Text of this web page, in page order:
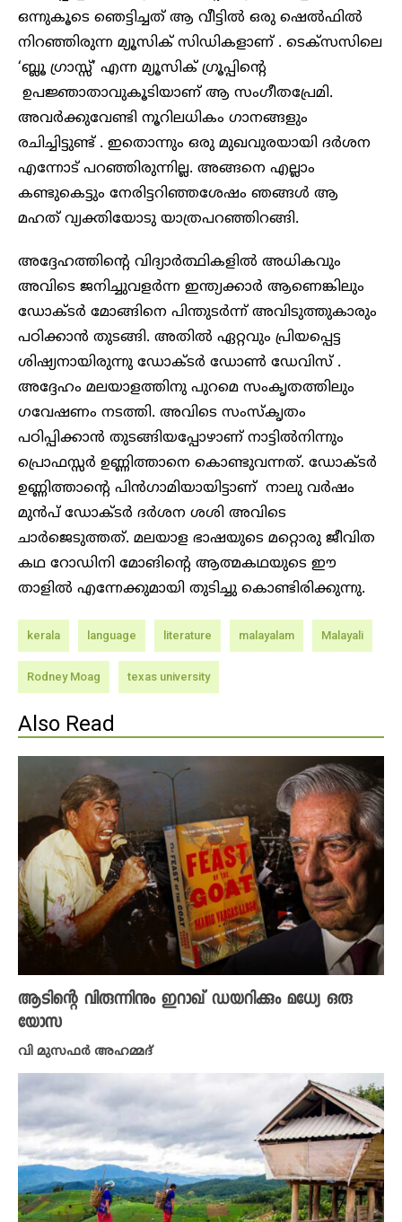
ഒന്നുകൂടെ ഞെട്ടിച്ചത് ആ വീട്ടിൽ ഒരു ഷെൽഫിൽ
നിറഞ്ഞിരുന്ന മ്യൂസിക് സിഡികളാണ് . ടെക്സസിലെ
‘ബ്ലൂ ഗ്രാസ്സ്’ എന്ന മ്യൂസിക് ഗ്രൂപ്പിന്റെ
ഉപജ്ഞാതാവുകൂടിയാണ് ആ സംഗീതപ്രേമി.
അവർക്കുവേണ്ടി നൂറിലധികം ഗാനങ്ങളും
രചിച്ചിട്ടുണ്ട് . ഇതൊന്നും ഒരു മുഖവുരയായി ദർശന
എന്നോട് പറഞ്ഞിരുന്നില്ല. അങ്ങനെ എല്ലാം
കണ്ടുകെട്ടും നേരിട്ടറിഞ്ഞശേഷം ഞങ്ങൾ ആ
മഹത് വ്യക്തിയോടു യാത്രപറഞ്ഞിറങ്ങി.
അദ്ദേഹത്തിന്റെ വിദ്യാർത്ഥികളിൽ അധികവും
അവിടെ ജനിച്ചുവളർന്ന ഇന്ത്യക്കാർ ആണെങ്കിലും
ഡോക്ടർ മോങ്ങിനെ പിന്തുടർന്ന് അവിടുത്തുകാരും
പഠിക്കാൻ തുടങ്ങി. അതിൽ ഏറ്റവും പ്രിയപ്പെട്ട
ശിഷ്യനായിരുന്നു ഡോക്ടർ ഡോൺ ഡേവിസ് .
അദ്ദേഹം മലയാളത്തിനു പുറമെ സംകൃതത്തിലും
ഗവേഷണം നടത്തി. അവിടെ സംസ്കൃതം
പഠിപ്പിക്കാൻ തുടങ്ങിയപ്പോഴാണ് നാട്ടിൽനിന്നും
പ്രൊഫസ്സർ ഉണ്ണിത്താനെ കൊണ്ടുവന്നത്. ഡോക്ടർ
ഉണ്ണിത്താന്റെ പിൻഗാമിയായിട്ടാണ് നാലു വർഷം
മുൻപ് ഡോക്ടർ ദർശന ശശി അവിടെ
ചാർജെടുത്തത്. മലയാള ഭാഷയുടെ മറ്റൊരു ജീവിത
കഥ റോഡിനി മോങിന്റെ ആത്മകഥയുടെ ഈ
താളിൽ എന്നേക്കുമായി തുടിച്ചു കൊണ്ടിരിക്കുന്നു.
kerala language literature malayalam Malayali
Rodney Moag texas university
Also Read
ആടിന്റെ വിരുന്നിനും ഇറാഖ് ഡയറിക്കും മധ്യേ ഒരു
യോസ
വി മുസഫര്‍ അഹമ്മദ്